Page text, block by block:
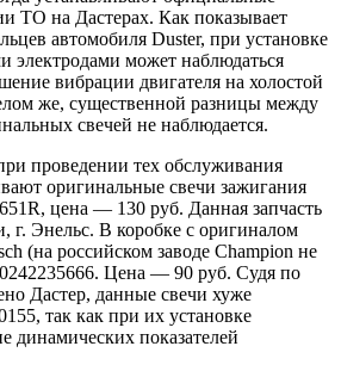
ТО на Дастерах. Как показывает
автомобиля Duster, при установке
электродами может наблюдаться
вибрации двигателя на холостой
же, существенной разницы между
свечей не наблюдается.
проведении тех обслуживания
оригинальные свечи зажигания
цена — 130 руб. Данная запчасть
г. Энельс. В коробке с оригиналом
(на российском заводе Сhampion не
Цена — 90 руб. Судя по
Дастер, данные свечи хуже
так как при их установке
динамических показателей